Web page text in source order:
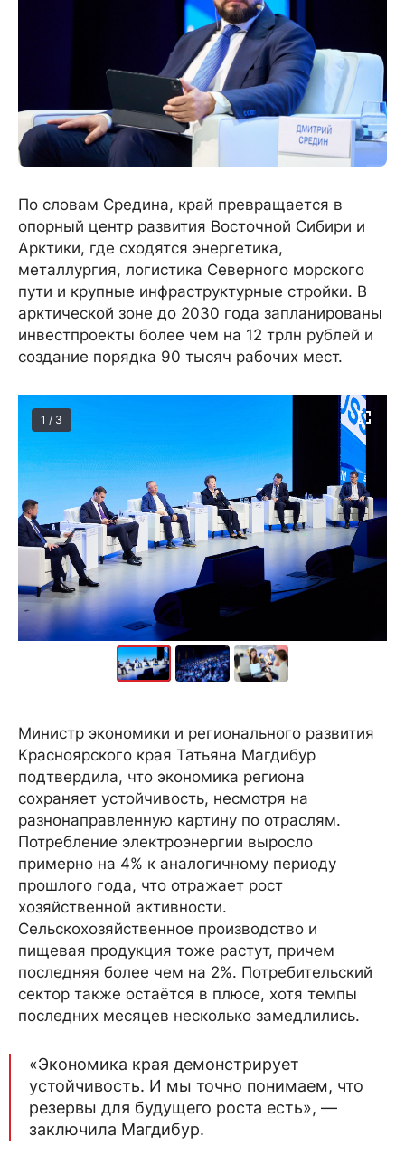
По словам Средина, край превращается в
опорный центр развития Восточной Сибири и
Арктики, где сходятся энергетика,
металлургия, логистика Северного морского
пути и крупные инфраструктурные стройки. В
арктической зоне до 2030 года запланированы
инвестпроекты более чем на 12 трлн рублей и
создание порядка 90 тысяч рабочих мест.
1 / 3
Министр экономики и регионального развития
Красноярского края Татьяна Магдибур
подтвердила, что экономика региона
сохраняет устойчивость, несмотря на
разнонаправленную картину по отраслям.
Потребление электроэнергии выросло
примерно на 4% к аналогичному периоду
прошлого года, что отражает рост
хозяйственной активности.
Сельскохозяйственное производство и
пищевая продукция тоже растут, причем
последняя более чем на 2%. Потребительский
сектор также остаётся в плюсе, хотя темпы
последних месяцев несколько замедлились.
«Экономика края демонстрирует
устойчивость. И мы точно понимаем, что
резервы для будущего роста есть», —
заключила Магдибур.